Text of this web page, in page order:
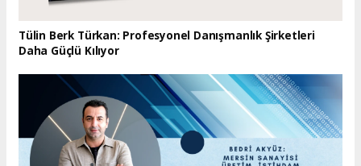
Tülin Berk Türkan: Profesyonel Danışmanlık Şirketleri
Daha Güçlü Kılıyor